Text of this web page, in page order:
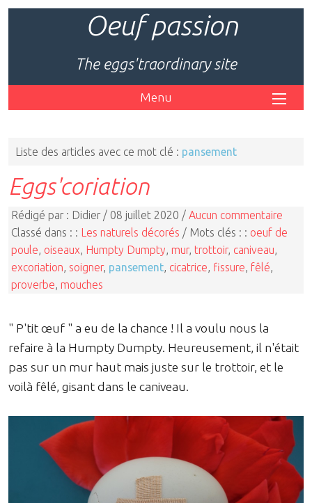
Oeuf passion
The eggs'traordinary site
Menu
Liste des articles avec ce mot clé : pansement
Eggs'coriation
Rédigé par : Didier / 08 juillet 2020 / Aucun commentaire
Classé dans : : Les naturels décorés / Mots clés : : oeuf de
poule oiseaux Humpty Dumpty mur, trottoir, caniveau
excoriation soigner, pansement cicatrice fissure fêlé
proverbe mouches
" P'tit œuf " a eu de la chance ! Il a voulu nous la
refaire à la Humpty Dumpty. Heureusement, il n'était
pas sur un mur haut mais juste sur le trottoir, et le
voilà fêlé, gisant dans le caniveau.